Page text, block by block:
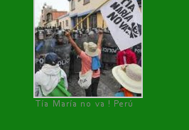
Tía María no va ! Perú